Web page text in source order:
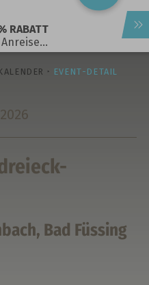
RABATT
EVENT-DETAIL
2026
Bad Füssing